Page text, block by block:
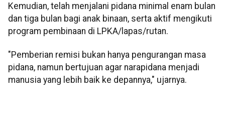
Kemudian, telah menjalani pidana minimal enam bulan
dan tiga bulan bagi anak binaan, serta aktif mengikuti
program pembinaan di LPKA/lapas/rutan.
"Pemberian remisi bukan hanya pengurangan masa
pidana, namun bertujuan agar narapidana menjadi
manusia yang lebih baik ke depannya," ujarnya.